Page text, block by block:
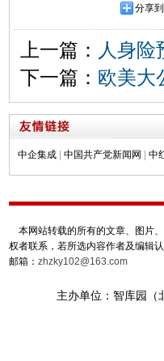
分享到
上一篇： 人身
下一篇： 欧美大
中企集成 中国共产党新闻网 中
本网站转载的所有的文章、图片
权者联系，若所选内容作者及编辑
邮箱： zhzky102@163.com
主办单位：智库园